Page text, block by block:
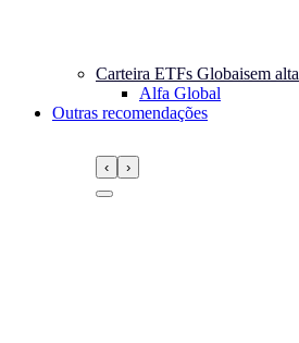
‹ ›
Carteira ETFs Globaisem alta
Alfa Global
Outras recomendações